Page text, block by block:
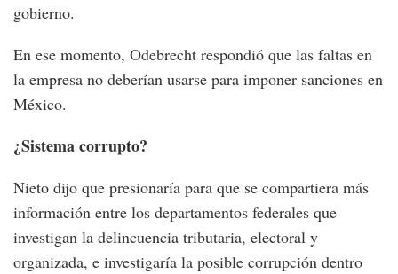
gobierno.
En ese momento, Odebrecht respondió que las faltas en
la empresa no deberían usarse para imponer sanciones en
México.
¿Sistema corrupto?
Nieto dijo que presionaría para que se compartiera más
información entre los departamentos federales que
investigan la delincuencia tributaria, electoral y
organizada, e investigaría la posible corrupción dentro